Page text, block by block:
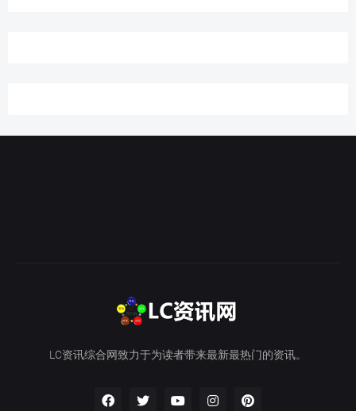
LC资讯综合网致力于为读者带来最新最热门的资讯。